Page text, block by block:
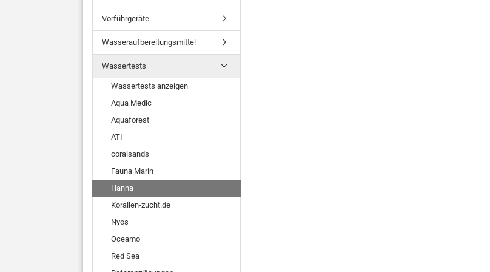
Vorführgeräte
Wasseraufbereitungsmittel
Wassertests
Wassertests anzeigen
Aqua Medic
Aquaforest
ATI
coralsands
Fauna Marin
Hanna
Korallen-zucht.de
Nyos
Oceamo
Red Sea